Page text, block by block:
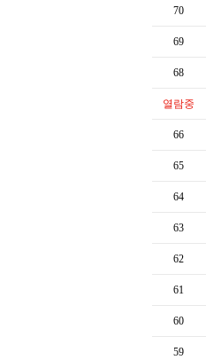
70
69
68
열람중
66
65
64
63
62
61
60
59